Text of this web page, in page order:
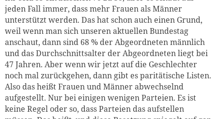
jeden Fall immer, dass mehr Frauen als Männer
unterstützt werden. Das hat schon auch einen Grund,
weil wenn man sich unseren aktuellen Bundestag
anschaut, dann sind 68 % der Abgeordneten männlich
und das Durchschnittsalter der Abgeordneten liegt bei
47 Jahren. Aber wenn wir jetzt auf die Geschlechter
noch mal zurückgehen, dann gibt es paritätische Listen.
Also das heißt Frauen und Männer abwechselnd
aufgestellt. Nur bei einigen wenigen Parteien. Es ist
keine Regel oder so, dass Parteien das aufstellen